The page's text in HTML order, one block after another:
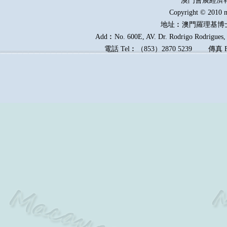
Copyright © 2010
地址︰澳門羅理基博
Add︰No. 600E, AV. Dr. Rodrigo
電話 Tel︰（853）2870 5239傳真